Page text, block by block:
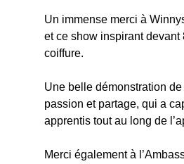
Un immense merci à
et ce show inspirant devant
coiffure.
Une belle démonstration
passion et partage, qui a
apprentis tout au long de
Merci également à